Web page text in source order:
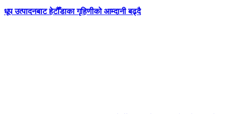
धूप उत्पादनबाट हेटौँडाका गृहिणीको आम्दानी बढ्दै